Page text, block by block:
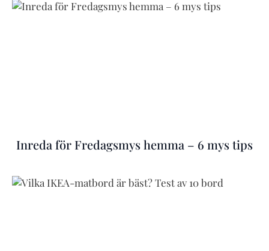
Inreda för Fredagsmys hemma – 6 mys tips